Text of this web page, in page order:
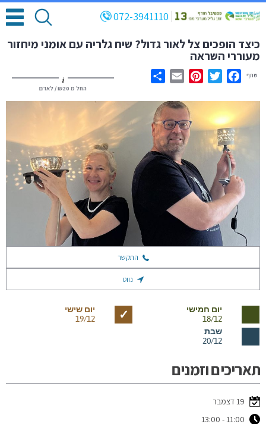
072-3941110
כיצד הופכים צל לאור גדול? שיח גלריה עם אומני מיחזור
מעוררי השראה
שתף i
החל מ ₪20/ לאדם
התקשר
נווט
יום חמישי
18/12
✓
יום שישי
19/12
שבת
20/12
תאריכים וזמנים